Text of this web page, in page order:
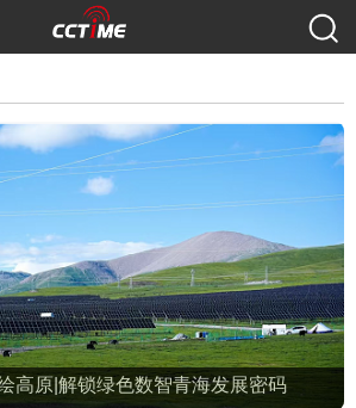
高原|解锁绿色数智青海发展密码